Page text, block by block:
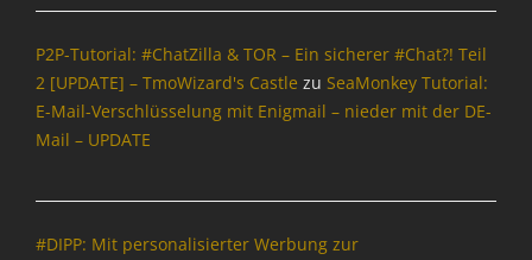
t
n
&
P
o
P2P-Tutorial: #ChatZilla & TOR – Ein sicherer #Chat?! Teil
2 [UPDATE] – TmoWizard's Castle zu SeaMonkey Tutorial:
E-Mail-Verschlüsselung mit Enigmail – nieder mit der DE-
Mail – UPDATE
#DIPP: Mit personalisierter Werbung zur